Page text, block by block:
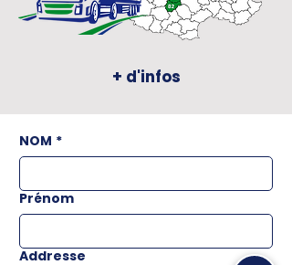
+ d'infos
NOM *
Prénom
Addresse